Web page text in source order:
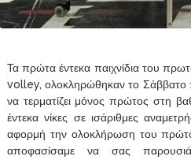
Τα πρώτα έντεκα παιχνίδια του
volley, ολοκληρώθηκαν το Σάββατο
να τερματίζει μόνος πρώτος στη
έντεκα νίκες σε ισάριθμες
αφορμή την ολοκλήρωση του
αποφασίσαμε να σας